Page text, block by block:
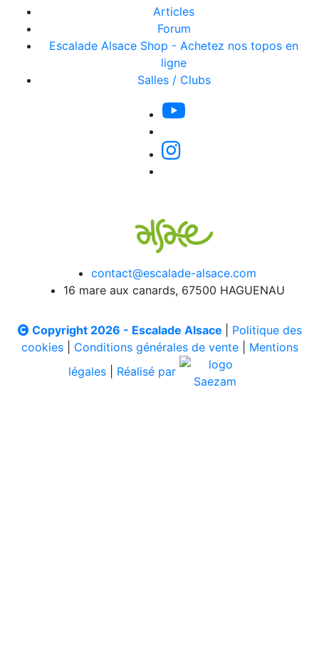
Articles
Forum
Escalade Alsace Shop - Achetez nos topos en
ligne
Salles / Clubs
contact@escalade-alsace.com
16 mare aux canards, 67500 HAGUENAU
Copyright 2026 - Escalade Alsace
Politique des
cookies| Conditions générales de vente| Mentions
légales
Réalisé par